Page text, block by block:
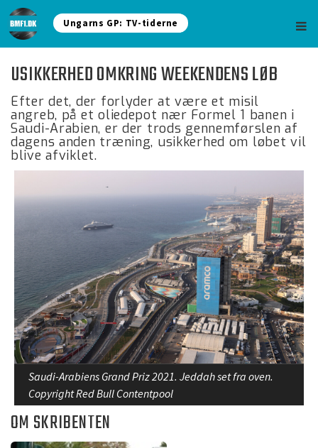
Ungarns GP: TV-tiderne
USIKKERHED OMKRING WEEKENDENS LØB
Efter det, der forlyder at være et misil
angreb, på et oliedepot nær Formel 1 banen i
Saudi-Arabien, er der trods gennemførslen af
dagens anden træning, usikkerhed om løbet vil
blive afviklet.
Saudi-Arabiens Grand Priz 2021. Jeddah set fra oven.
Copyright Red Bull Contentpool
OM SKRIBENTEN